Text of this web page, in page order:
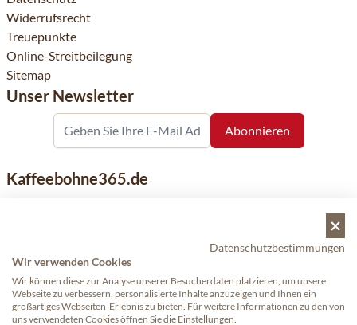
Widerrufsrecht
Treuepunkte
Online-Streitbeilegung
Sitemap
Unser Newsletter
Kaffeebohne365.de
bekannter nationaler und internationaler Marken ist eine
unserer Spezialitäten. Qualität und Kundenservice stehen
dabei an erster Stelle.
Datenschutzbestimmungen
Wir verwenden Cookies
Wir können diese zur Analyse unserer Besucherdaten platzieren, um unsere
Webseite zu verbessern, personalisierte Inhalte anzuzeigen und Ihnen ein
großartiges Webseiten-Erlebnis zu bieten. Für weitere Informationen zu den von
uns verwendeten Cookies öffnen Sie die Einstellungen.